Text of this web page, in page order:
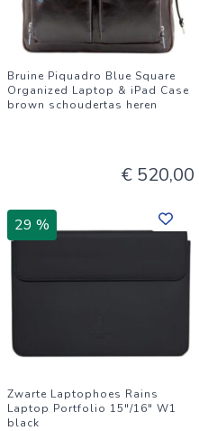
Bruine Piquadro Blue Square
Organized Laptop & iPad Case
brown schoudertas heren
€ 520,00
29 %
Zwarte Laptophoes Rains
Laptop Portfolio 15"/16" W1
black